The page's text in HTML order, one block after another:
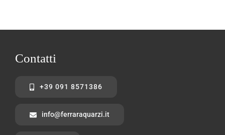
Contatti
Contatti
+39 091 8571386
info@ferraraquarzi.it